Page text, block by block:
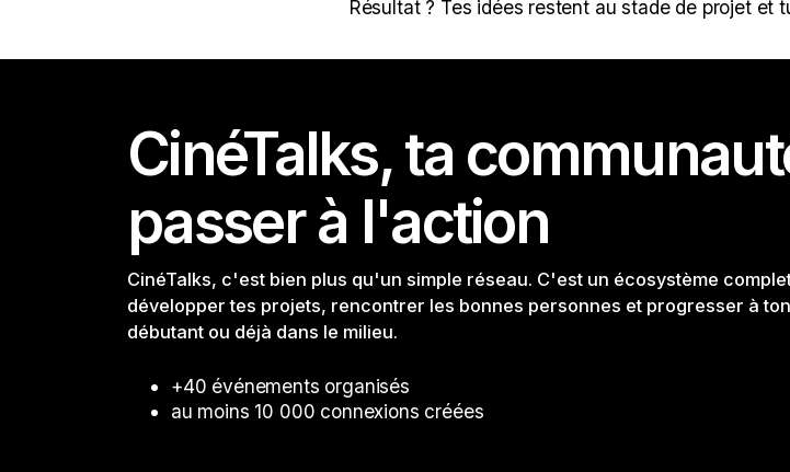
Résultat ? Tes idées restent au stade de projet et
CinéTalks, ta
passer à l'action
CinéTalks, c'est bien plus qu'un simple réseau. C'est un écosystème
développer tes projets, rencontrer les bonnes personnes et progresser à
débutant ou déjà dans le milieu.
+40 événements organisés
au moins 10 000 connexions créées